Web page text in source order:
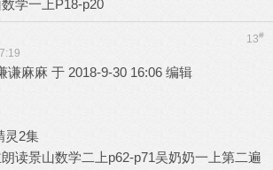
学一上P18-p20
13#
谦麻麻 于 2018-9-30 16:06 编辑
灵2集
读景山数学二上p62-p71吴奶奶一上第二遍